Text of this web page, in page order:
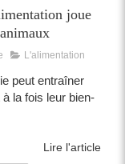
joue
L'alimentation
peut entraîner
la fois leur bien-
Lire l'article